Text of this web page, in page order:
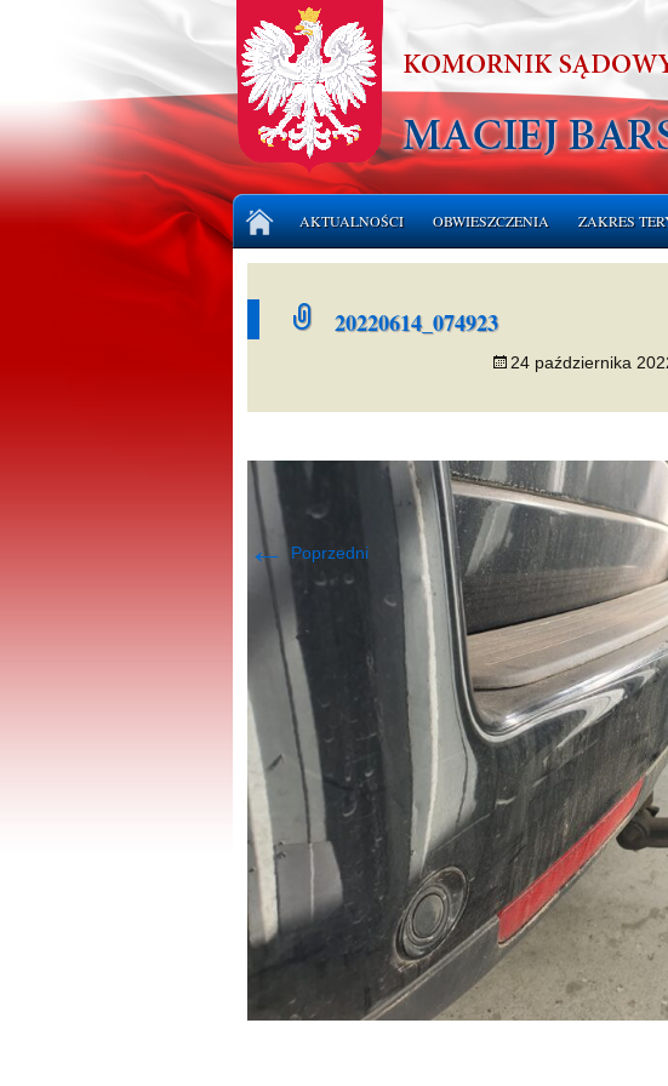
doAKTUALNOŚCI OBWIESZCZENIA
LICYTACJE RUCHOMOŚCI
ZAKRES
20220614_074923
24 października
← Poprzedni